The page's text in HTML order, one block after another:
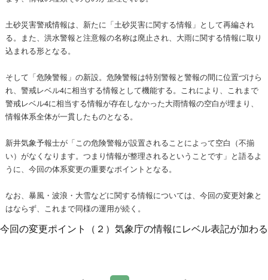
土砂災害警戒情報は、新たに「土砂災害に関する情報」として再編され
る。また、洪水警報と注意報の名称は廃止され、大雨に関する情報に取り
込まれる形となる。
そして「危険警報」の新設。危険警報は特別警報と警報の間に位置づけら
れ、警戒レベル4に相当する情報として機能する。これにより、これまで
警戒レベル4に相当する情報が存在しなかった大雨情報の空白が埋まり、
情報体系全体が一貫したものとなる。
新井気象予報士が「この危険警報が設置されることによって空白（不揃
い）がなくなります。つまり情報が整理されるということです」と語るよ
うに、今回の体系変更の重要なポイントとなる。
なお、暴風・波浪・大雪などに関する情報については、今回の変更対象と
はならず、これまで同様の運用が続く。
今回の変更ポイント（２）気象庁の情報にレベル表記が加わる